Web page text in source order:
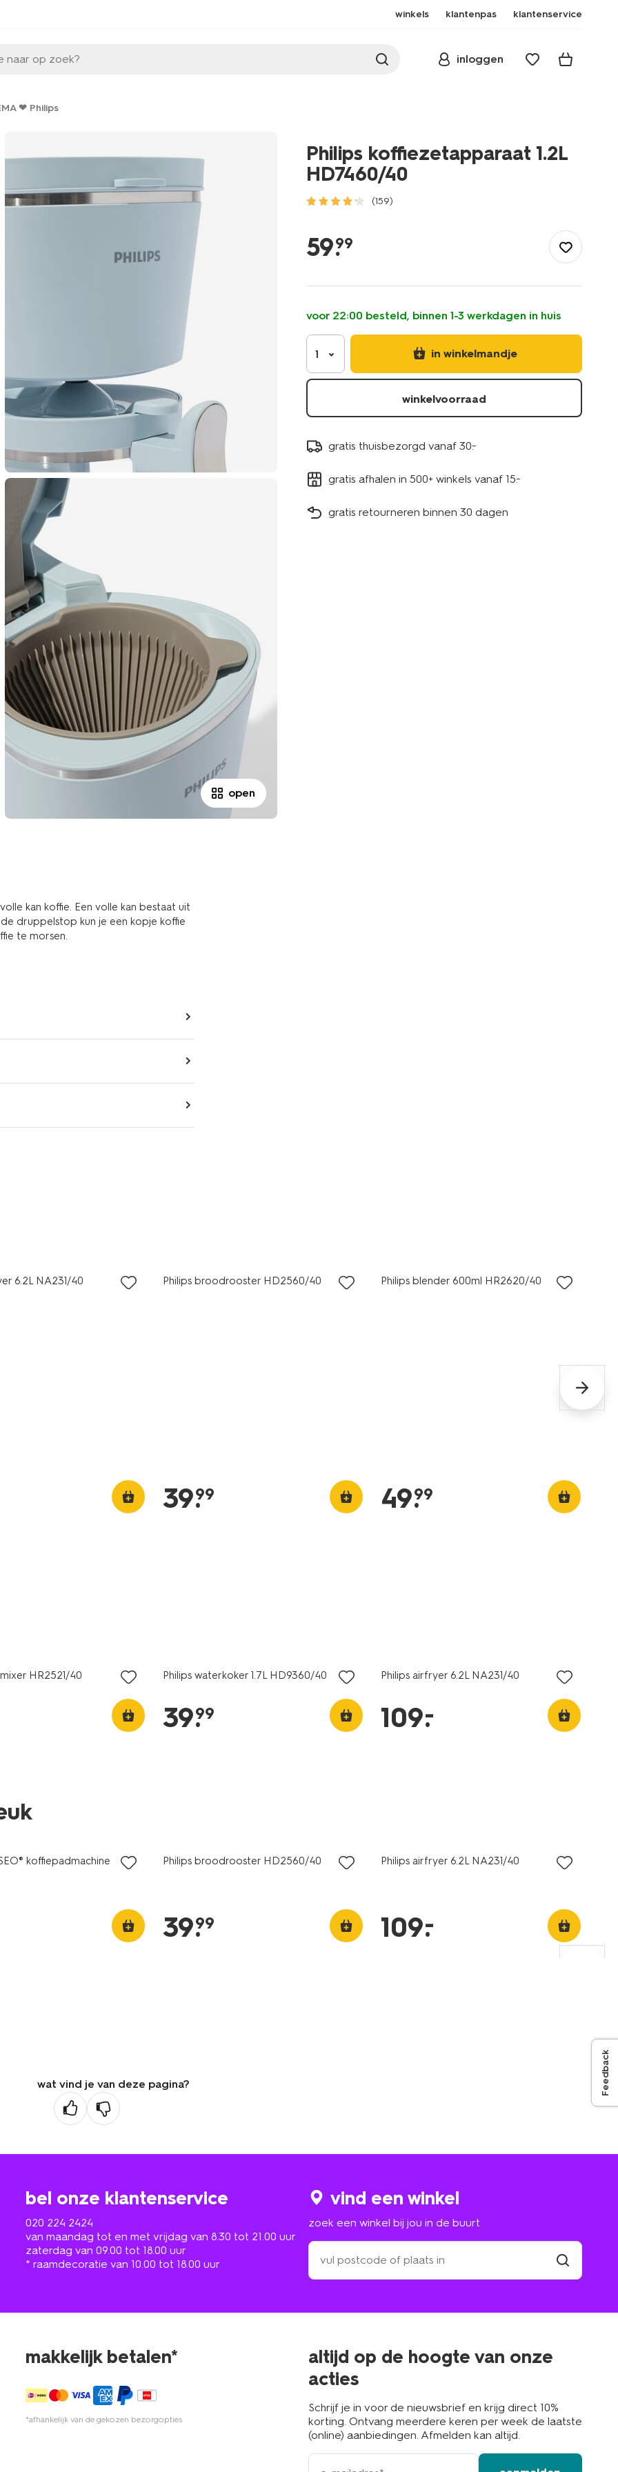
winkels klantenpas klantenservice
naar op zoek? inloggen
❤ Philips
open
kan koffie. Een volle kan bestaat uit
druppelstop kun je een kopje koffie
te morsen.
Philips koffiezetapparaat 1.2L
HD7460/40
(159)
koffiezetapparaat-
59.
99
voor 22:00 besteld, binnen 1-3 werkdagen in huis
1 in winkelmandje
winkelvoorraad
gratis thuisbezorgd vanaf 30.-
gratis afhalen in 500+ winkels vanaf 15.-
gratis retourneren binnen 30 dagen
6.2L NA231/40 Philips broodrooster HD2560/40
39.
99
Philips blender 600ml HR2620/40
49.
99
HR2521/40 Philips waterkoker 1.7L HD9360/40
39.
99
Philips airfryer 6.2L NA231/40
109.
–
koffiepadmachine
Philips broodrooster HD2560/40
39.
99
Philips airfryer 6.2L NA231/40
109.
–
wat vind je van deze pagina?
bel onze klantenservice
020 224 2424
van maandag tot en met vrijdag van 8.30 tot 21.00 uur
zaterdag van 09.00 tot 18.00 uur
* raamdecoratie van 10.00 tot 18.00 uur
vind een winkel
zoek een winkel bij jou in de buurt
zoek
een
winkel
in
makkelijk betalen*
*afhankelijk van de gekozen bezorgopties
altijd op de hoogte van onze
acties
Schrijf je in voor de nieuwsbrief en krijg direct 10%
korting. Ontvang meerdere keren per week de laatste
(online) aanbiedingen. Afmelden kan altijd.
e-
Feedback